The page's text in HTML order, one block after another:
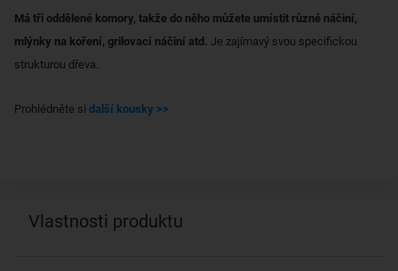
Má tři oddělené komory, takže do něho můžete umístit různé náčiní,
mlýnky na koření, grilovací náčiní atd. Je zajímavý svou specifickou
strukturou dřeva.
Prohlédněte si další kousky >>
Vlastnosti produktu